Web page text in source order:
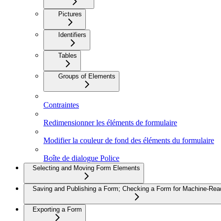
Pictures
Identifiers
Tables
Groups of Elements
Contraintes
Redimensionner les éléments de formulaire
Modifier la couleur de fond des éléments du formulaire
Boîte de dialogue Police
Selecting and Moving Form Elements
Saving and Publishing a Form; Checking a Form for Machine-
Exporting a Form